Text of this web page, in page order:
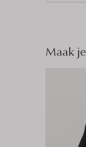
Maak je